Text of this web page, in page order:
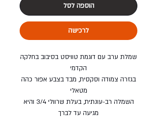
הוספה לסל
לרכישה
שמלת ערב עם דוגמת טוויסט בסיבוב בחלקה
הקדמי
בגזרה צמודה וסקסית, מבד בצבע אפור כהה
מטאלי
השמלה רב-עונתית, בעלת שרוולי 3/4 והיא
מגיעה עד לברך